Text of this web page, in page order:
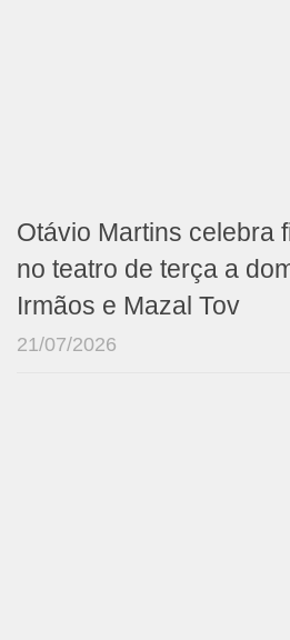
Otávio Martins celebra
no teatro de terça a
Irmãos e Mazal Tov
21/07/2026